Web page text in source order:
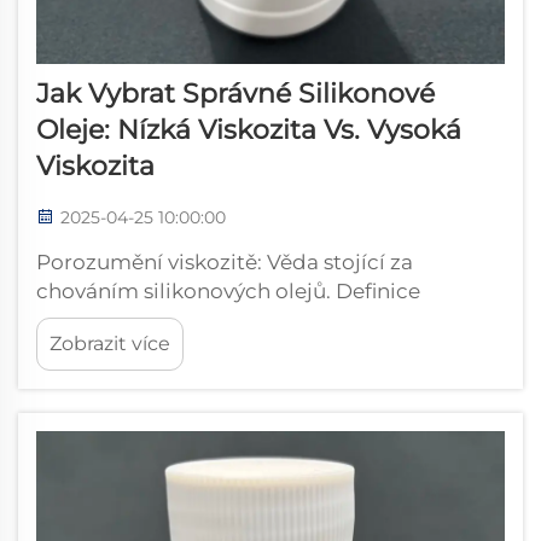
Jak Vybrat Správné Silikonové
Oleje: Nízká Viskozita Vs. Vysoká
Viskozita
2025-04-25 10:00:00
Porozumění viskozitě: Věda stojící za
chováním silikonových olejů. Definice
viskozity v dynamice tekutin. Viskozita hraje
klíčovou roli v dynamice tekutin, protože
udává, jak velký odpor tekutina klade vůči
tekutiny zpracovávají energii de...
Zobrazit více